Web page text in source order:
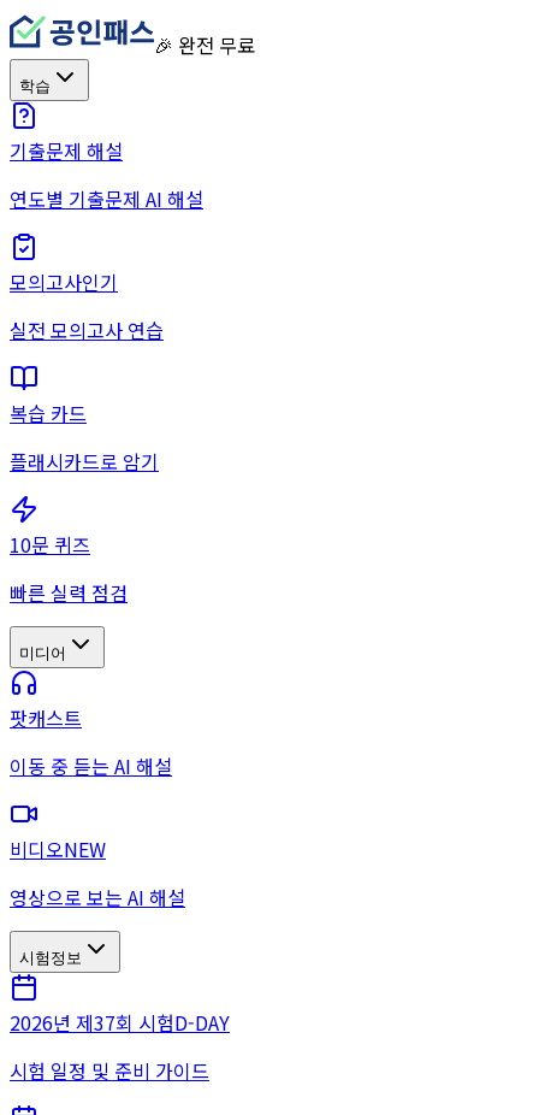
🎉 완전 무료
학습
기출문제 해설
연도별 기출문제 AI 해설
모의고사인기
실전 모의고사 연습
복습 카드
플래시카드로 암기
10문 퀴즈
빠른 실력 점검
미디어
팟캐스트
이동 중 듣는 AI 해설
비디오NEW
영상으로 보는 AI 해설
시험정보
2026년 제37회 시험D-DAY
시험 일정 및 준비 가이드